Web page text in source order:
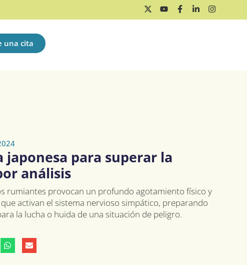
una cita
japonesa para superar la
análisis
rumiantes provocan un profundo agotamiento físico y
activan el sistema nervioso simpático, preparando
la lucha o huida de una situación de peligro.